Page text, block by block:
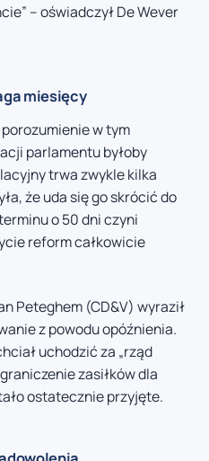
– oświadczył De Wever
miesięcy
w tym
parlamentu byłoby
trwa zwykle kilka
że uda się go skrócić do
o 50 dni czyni
reform całkowicie
Peteghem (CD&V) wyraził
z powodu opóźnienia.
uchodzić za „rząd
zasiłków dla
ostatecznie przyjęte.